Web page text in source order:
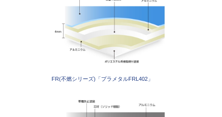
FR(不燃シリーズ)「プラメタルFRL402」